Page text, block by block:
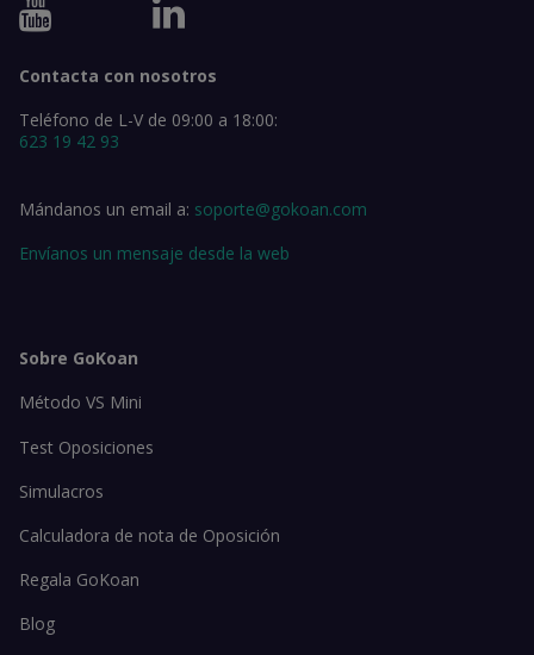
Contacta con nosotros
Teléfono de L-V de 09:00 a 18:00:
623 19 42 93
Mándanos un email a: soporte@gokoan.com
Envíanos un mensaje desde la web
Sobre GoKoan
Método VS Mini
Test Oposiciones
Simulacros
Calculadora de nota de Oposición
Regala GoKoan
Blog